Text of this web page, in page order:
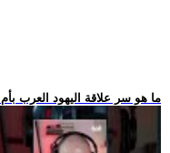
.. ما هو سر علاقة اليهود العرب